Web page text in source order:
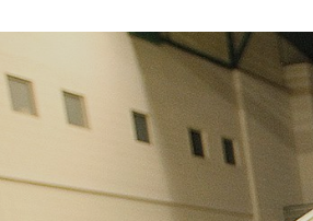
ÁREA TÉCNICA
PROJETOS